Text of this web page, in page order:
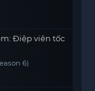
Điệp viên tốc
6)